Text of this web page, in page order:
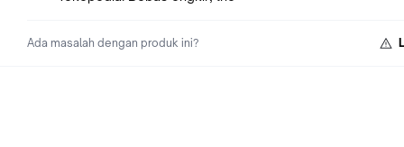
Ada masalah dengan produk ini?